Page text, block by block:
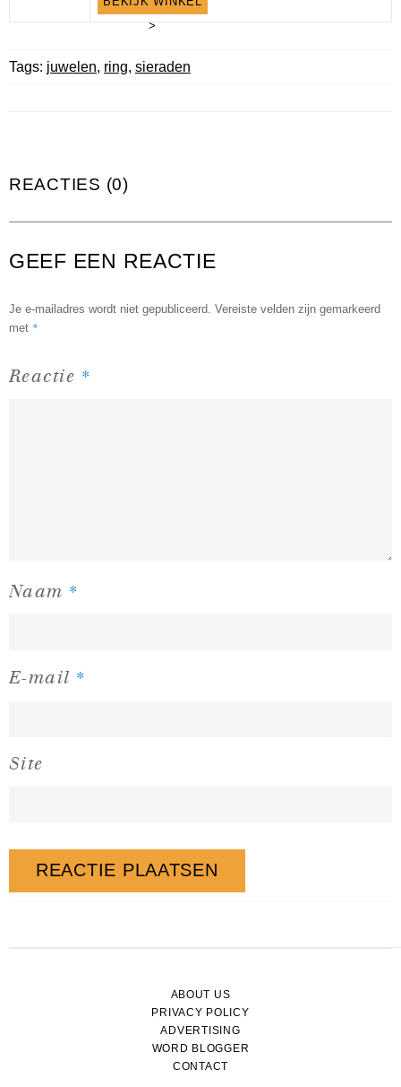
>
Tags: juwelen, ring, sieraden
REACTIES (0)
GEEF EEN REACTIE
Je e-mailadres wordt niet gepubliceerd. Vereiste velden zijn gemarkeerd
met *
Reactie *
Naam *
E-mail *
Site
ABOUT US
PRIVACY POLICY
ADVERTISING
WORD BLOGGER
CONTACT